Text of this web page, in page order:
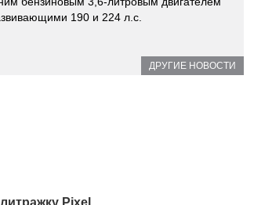
190 и 224 л.с.
ДРУГИЕ НОВОСТИ
Pixel